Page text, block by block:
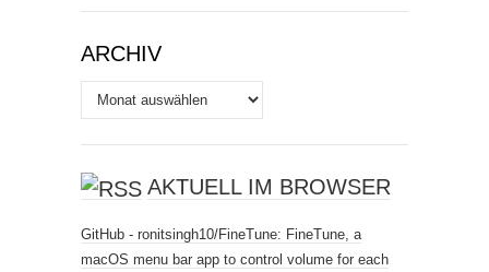
ARCHIV
Archiv
AKTUELL IM BROWSER
GitHub - ronitsingh10/FineTune: FineTune, a
macOS menu bar app to control volume for each